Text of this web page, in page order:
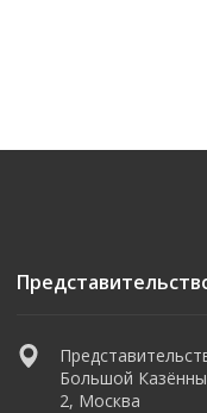
Большой
2, Москва